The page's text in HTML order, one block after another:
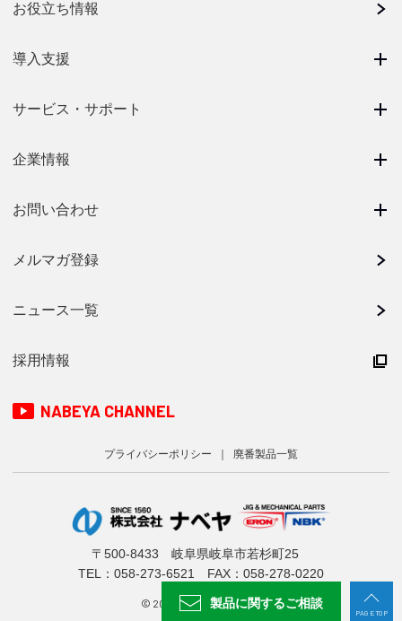
製品に関するご相談
PAGE TOP
お役立ち情報
導入支援
サービス・サポート
企業情報
お問い合わせ
メルマガ登録
ニュース一覧
採用情報
NABEYA CHANNEL
プライバシーポリシー 廃番製品一覧
〒500-8433 岐阜県岐阜市若杉町25
TEL： 058-273-6521 FAX：058-278-0220
© 2024 NABEYA CO., LTD.